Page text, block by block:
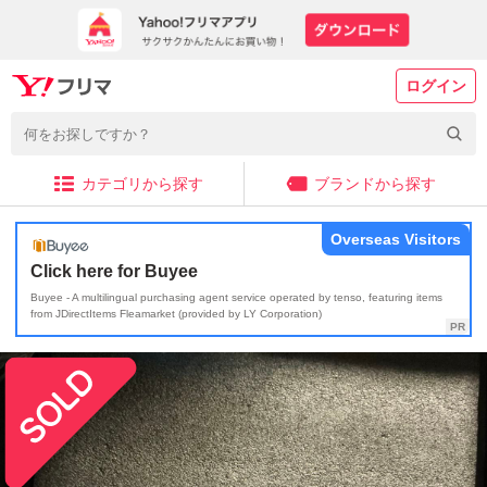
ログイン
カテゴリから探す ブランドから探す
Click here for Buyee
Buyee - A multilingual purchasing agent service operated by tenso, featuring items
from JDirectItems Fleamarket (provided by LY Corporation)
Overseas Visitors